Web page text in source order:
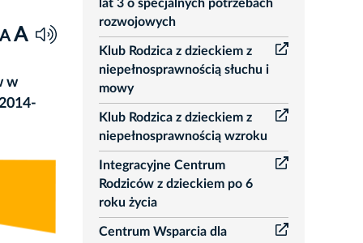
A A
w
lat 3 o specjalnych potrzebach
rozwojowych
Klub Rodzica z dzieckiem z
niepełnosprawnością słuchu i
mowy
Klub Rodzica z dzieckiem z
niepełnosprawnością wzroku
Integracyjne Centrum
Rodziców z dzieckiem po 6
roku życia
Centrum Wsparcia dla